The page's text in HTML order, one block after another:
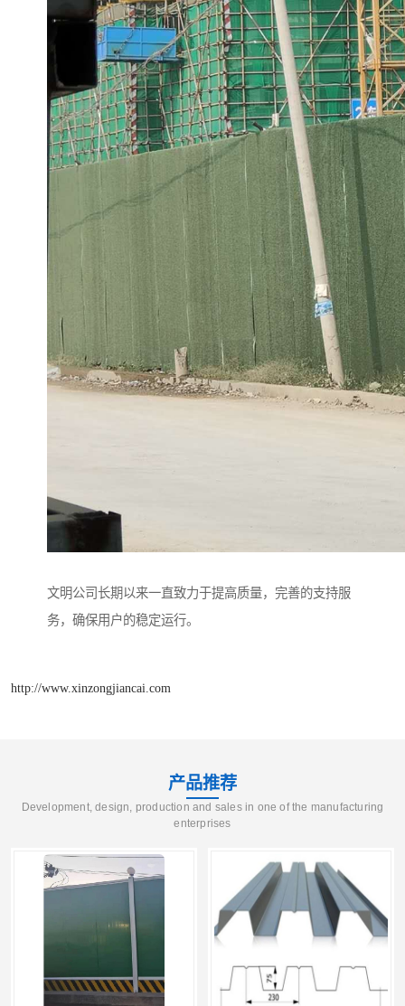
文明公司长期以来一直致力于提高质量，完善的支持服
务，确保用户的稳定运行。
http://www.xinzongjiancai.com
产品推荐
Development, design, production and sales in one of the manufacturing
enterprises